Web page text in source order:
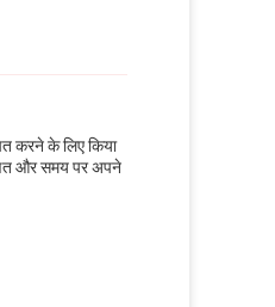
करने के लिए किया
और समय पर अपने